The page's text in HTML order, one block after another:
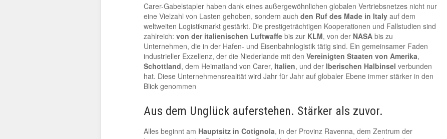
Carer-Gabelstapler haben dank eines außergewöhnlichen globalen Vertriebsnetzes nicht nur
eine Vielzahl von Lasten gehoben, sondern auch den Ruf des Made in Italy auf dem
weltweiten Logistikmarkt gestärkt. Die prestigeträchtigen Kooperationen und Fallstudien sind
zahlreich: von der italienischen Luftwaffe bis zur KLM, von der NASA bis zu
Unternehmen, die in der Hafen- und Eisenbahnlogistik tätig sind. Ein gemeinsamer Faden
industrieller Exzellenz, der die Niederlande mit den Vereinigten Staaten von Amerika,
Schottland, dem Heimatland von Carer, Italien, und der Iberischen Halbinsel verbunden
hat. Diese Unternehmensrealität wird Jahr für Jahr auf globaler Ebene immer stärker in den
Blick genommen
Aus dem Unglück auferstehen. Stärker als zuvor.
Alles beginnt am Hauptsitz in Cotignola, in der Provinz Ravenna, dem Zentrum der